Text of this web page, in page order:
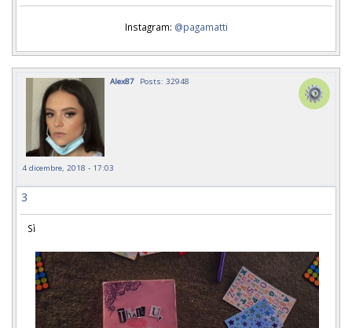
Instagram: @pagamatti
Alex87 Posts: 32948
4 dicembre, 2018 - 17:03
3
Sì